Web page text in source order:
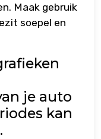
Maak gebruik
soepel en
je auto
kan